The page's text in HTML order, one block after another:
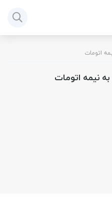
اتومات
نیمه اتومات